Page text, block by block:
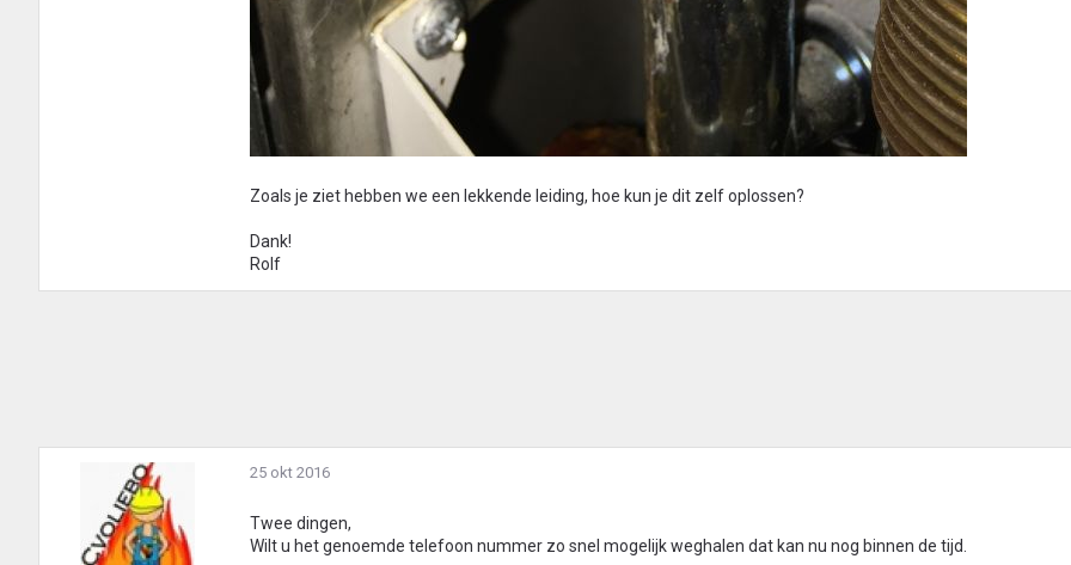
Zoals je ziet hebben we een lekkende leiding, hoe kun je dit zelf oplossen?
Dank!
Rolf
25 okt 2016
Twee dingen,
Wilt u het genoemde telefoon nummer zo snel mogelijk weghalen dat kan nu nog binnen de tijd.